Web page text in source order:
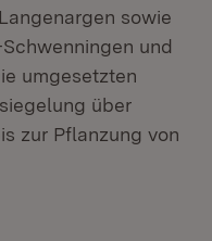
sowie
und
umgesetzten
über
zur Pflanzung von